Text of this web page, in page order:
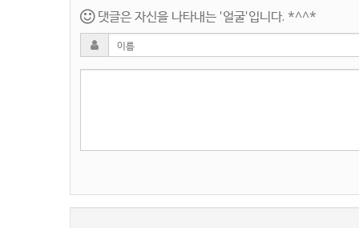
댓글은 자신을 나타내는 '얼굴'입니다. *^^*